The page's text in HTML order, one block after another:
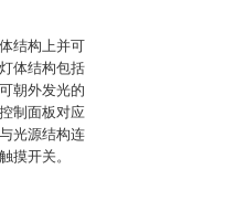
结构上并可
体结构包括
朝外发光的
制面板对应
光源结构连
摸开关。